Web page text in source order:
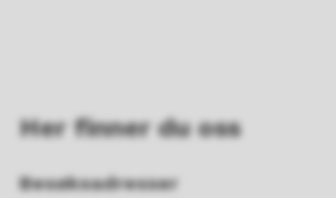
Her finner du oss
Besøksadresser